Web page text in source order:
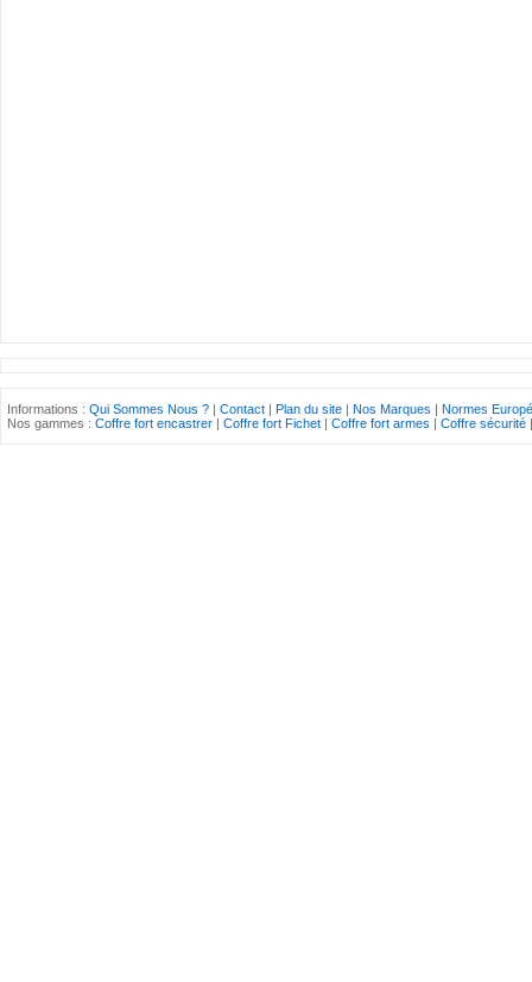
Informations :Qui Sommes Nous ? |Contact |Plan du site |Nos Marques |Normes
Nos gammes :Coffre fort encastrer |Coffre fort Fichet |Coffre fort armes |Coffre sécurité